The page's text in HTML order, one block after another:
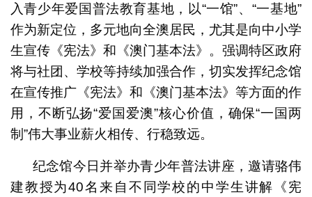
入青少年爱国普法教育基地，以“一馆”、“一基地”
作为新定位，多元地向全澳居民，尤其是向中小学
生宣传《宪法》和《澳门基本法》。强调特区政府
将与社团、学校等持续加强合作，切实发挥纪念馆
在宣传推广《宪法》和《澳门基本法》等方面的作
用，不断弘扬“爱国爱澳”核心价值，确保“一国两
制”伟大事业薪火相传、行稳致远。
纪念馆今日并举办青少年普法讲座，邀请骆伟
建教授为40名来自不同学校的中学生讲解《宪